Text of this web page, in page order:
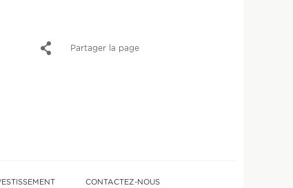
Partager la page
CONTACTEZ-NOUS